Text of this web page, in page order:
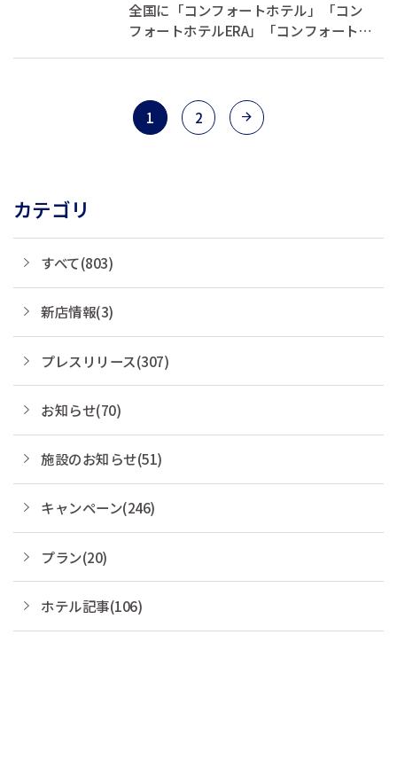
ルをリニューアル 伝統工芸を
取り入れた客...
全国に「コンフォートホテル」「コン
フォートホテルERA」「コンフォートイ
ン（本社：東京都中央区、代表取締役
社長：伊藤孝彦、以下チョイスホテル
1 2
カテゴリ
すべて(803)
新店情報(3)
プレスリリース(307)
お知らせ(70)
施設のお知らせ(51)
キャンペーン(246)
プラン(20)
ホテル記事(106)